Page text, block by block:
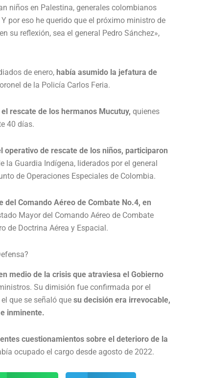
niños en Palestina, generales colombianos
por eso he querido que el próximo ministro de
su reflexión, sea el general Pedro Sánchez»,
de enero, había asumido la jefatura de
de la Policía Carlos Feria.
rescate de los hermanos Mucutuy, quienes
40 días.
operativo de rescate de los niños, participaron
la Guardia Indígena, liderados por el general
de Operaciones Especiales de Colombia.
Comando Aéreo de Combate No.4, en
Mayor del Comando Aéreo de Combate
de Doctrina Aérea y Espacial.
medio de la crisis que atraviesa el Gobierno
Su dimisión fue confirmada por el
que se señaló que su decisión era irrevocable,
inminente.
cuestionamientos sobre el deterioro de la
ocupado el cargo desde agosto de 2022.